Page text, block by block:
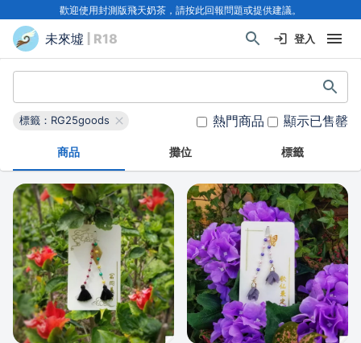
歡迎使用封測版飛天奶茶，請按此回報問題或提供建議。
未來墟 | R18 登入
標籤：RG25goods 熱門商品 顯示已售罄
商品 攤位 標籤